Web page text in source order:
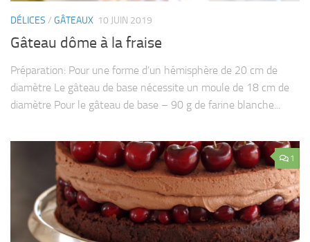
DÉLICES / GÂTEAUX 10 JUIN 2019
Gâteau dôme à la fraise
Préparation: Pour une forme d’un hémisphère de 20 cm de
diamètre Le gâteau de base nécessite un moule de 18 cm de
diamètre Pour le gâteau de base – 90 g de farine blanche...
1